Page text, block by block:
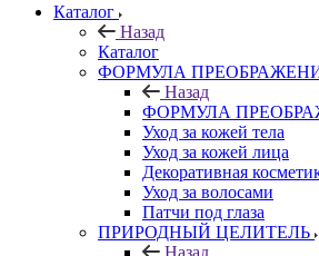
Каталог
Назад
Каталог
ФОРМУЛА
Назад
ФОРМУЛА
Уход за кожей тела
Уход за кожей лица
Декоративная
Уход за волосами
Патчи под глаза
ПРИРОДНЫЙ ЦЕЛИТЕЛЬ
Назад